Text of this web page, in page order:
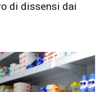
di dissensi dai